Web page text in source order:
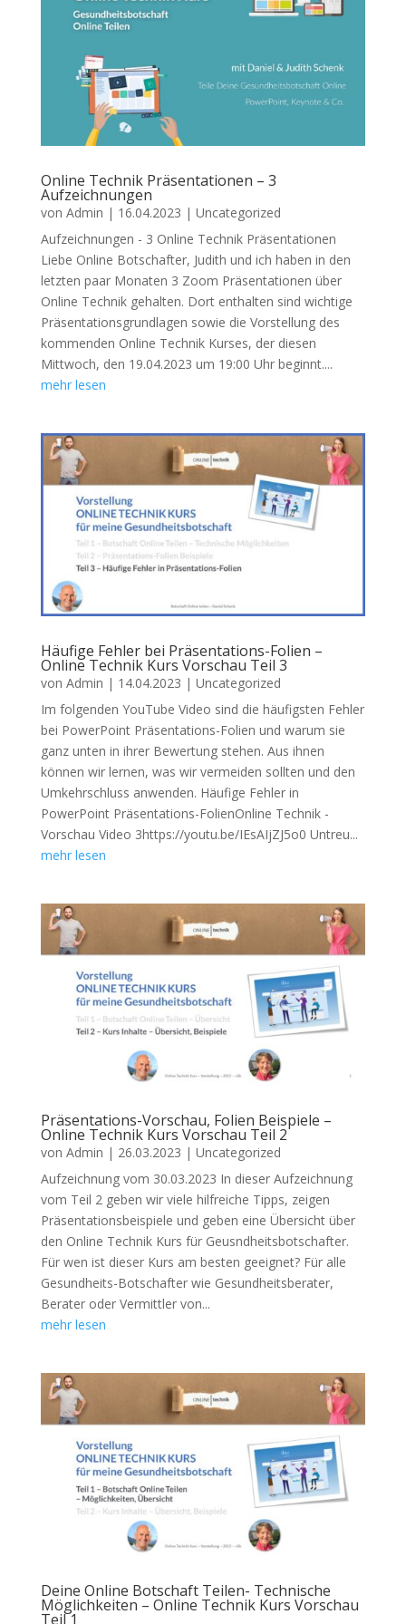
Online Technik Präsentationen – 3
Aufzeichnungen
von Admin | 16.04.2023 | Uncategorized
Aufzeichnungen - 3 Online Technik Präsentationen
Liebe Online Botschafter, Judith und ich haben in den
letzten paar Monaten 3 Zoom Präsentationen über
Online Technik gehalten. Dort enthalten sind wichtige
Präsentationsgrundlagen sowie die Vorstellung des
kommenden Online Technik Kurses, der diesen
Mittwoch, den 19.04.2023 um 19:00 Uhr beginnt....
mehr lesen
Häufige Fehler bei Präsentations-Folien –
Online Technik Kurs Vorschau Teil 3
von Admin | 14.04.2023 | Uncategorized
Im folgenden YouTube Video sind die häufigsten Fehler
bei PowerPoint Präsentations-Folien und warum sie
ganz unten in ihrer Bewertung stehen. Aus ihnen
können wir lernen, was wir vermeiden sollten und den
Umkehrschluss anwenden. Häufige Fehler in
PowerPoint Präsentations-FolienOnline Technik -
Vorschau Video 3https://youtu.be/IEsAIjZJ5o0 Untreu...
mehr lesen
Präsentations-Vorschau, Folien Beispiele –
Online Technik Kurs Vorschau Teil 2
von Admin | 26.03.2023 | Uncategorized
Aufzeichnung vom 30.03.2023 In dieser Aufzeichnung
vom Teil 2 geben wir viele hilfreiche Tipps, zeigen
Präsentationsbeispiele und geben eine Übersicht über
den Online Technik Kurs für Geusndheitsbotschafter.
Für wen ist dieser Kurs am besten geeignet? Für alle
Gesundheits-Botschafter wie Gesundheitsberater,
Berater oder Vermittler von...
mehr lesen
Deine Online Botschaft Teilen- Technische
Möglichkeiten – Online Technik Kurs Vorschau
Teil 1